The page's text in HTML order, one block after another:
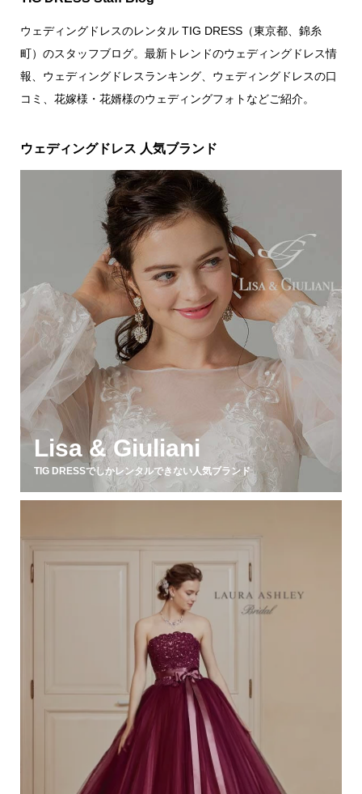
ウェディングドレスのレンタル TIG DRESS（東京都、錦糸
町）のスタッフブログ。最新トレンドのウェディングドレス情
報、ウェディングドレスランキング、ウェディングドレスの口
コミ、花嫁様・花婿様のウェディングフォトなどご紹介。
ウェディングドレス 人気ブランド
Lisa & Giuliani
TIG DRESSでしかレンタルできない人気ブランド